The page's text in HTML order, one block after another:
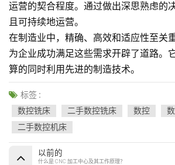
运营的契合程度。通过做出深思熟虑的
且可持续地运营。
在制造业中，精确、高效和适应性至关
为企业成功满足这些需求开辟了道路。
算的同时利用先进的制造技术。
标签 :
数控铣床
二手数控铣床 数控
二手数控机床
以前的
什么是 CNC 加工中心及其工作原理？